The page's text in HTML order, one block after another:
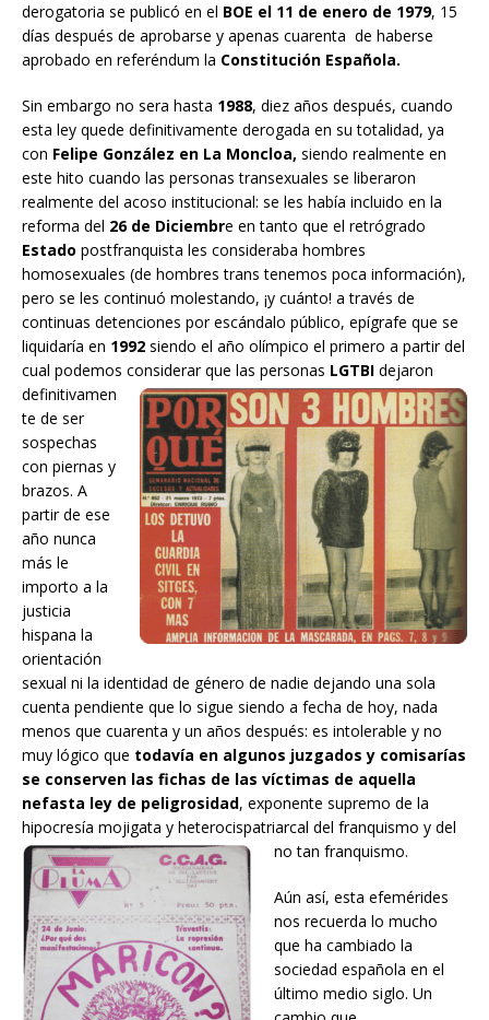
derogatoria se publicó en el BOE el 11 de enero de 1979, 15
días después de aprobarse y apenas cuarenta de haberse
aprobado en referéndum la Constitución Española.
Sin embargo no sera hasta 1988, diez años después, cuando
esta ley quede definitivamente derogada en su totalidad, ya
con Felipe González en La Moncloa, siendo realmente en
este hito cuando las personas transexuales se liberaron
realmente del acoso institucional: se les había incluido en la
reforma del 26 de Diciembre en tanto que el retrógrado
Estado postfranquista les consideraba hombres
homosexuales (de hombres trans tenemos poca información),
pero se les continuó molestando, ¡y cuánto! a través de
continuas detenciones por escándalo público, epígrafe que se
liquidaría en 1992 siendo el año olímpico el primero a partir del
cual podemos considerar que las personas LGTBI dejaron
definitivamen
te de ser
sospechas
con piernas y
brazos. A
partir de ese
año nunca
más le
importo a la
justicia
hispana la
orientación
sexual ni la identidad de género de nadie dejando una sola
cuenta pendiente que lo sigue siendo a fecha de hoy, nada
menos que cuarenta y un años después: es intolerable y no
muy lógico que todavía en algunos juzgados y comisarías
se conserven las fichas de las víctimas de aquella
nefasta ley de peligrosidad, exponente supremo de la
hipocresía mojigata y heterocispatriarcal del franquismo y del
no tan franquismo.
Aún así, esta efemérides
nos recuerda lo mucho
que ha cambiado la
sociedad española en el
último medio siglo. Un